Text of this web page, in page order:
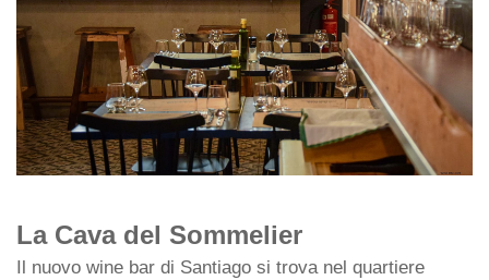
La Cava del Sommelier
Il nuovo wine bar di Santiago si trova nel quartiere